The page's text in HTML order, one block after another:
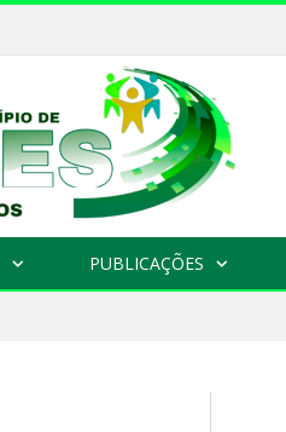
PUBLICAÇÕES